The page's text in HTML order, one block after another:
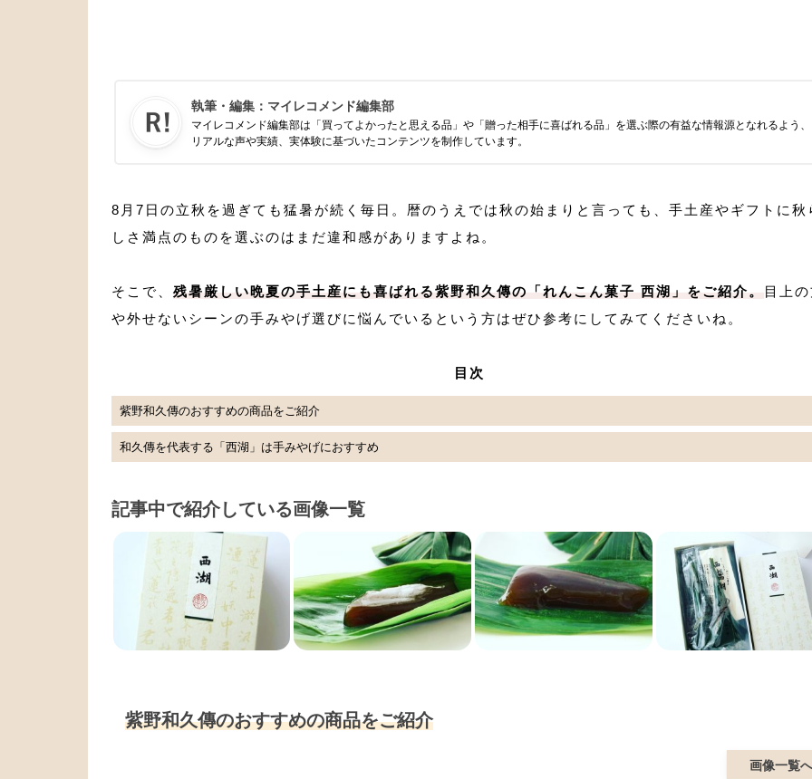
執筆・編集： マイレコメンド編集部
マイレコメンド編集部は「買ってよかったと思える品」や「贈った相手に喜ばれる品」を選ぶ際の有益な情報源となれるよう、
リアルな声や実績、実体験に基づいたコンテンツを制作しています。
8月7日の立秋を過ぎても猛暑が続く毎日。暦のうえでは秋の始まりと言っても、手土産やギフトに秋
しさ満点のものを選ぶのはまだ違和感がありますよね。
そこで、 残暑厳しい晩夏の手土産にも喜ばれる紫野和久傳の「れんこん菓子 西湖」をご紹介。
目上
や外せないシーンの手みやげ選びに悩んでいるという方はぜひ参考にしてみてくださいね。
目次
紫野和久傳のおすすめの商品をご紹介
和久傳を代表する「西湖」は手みやげにおすすめ
記事中で紹介している画像一覧
紫野和久傳のおすすめの商品をご紹介
画像一覧へ